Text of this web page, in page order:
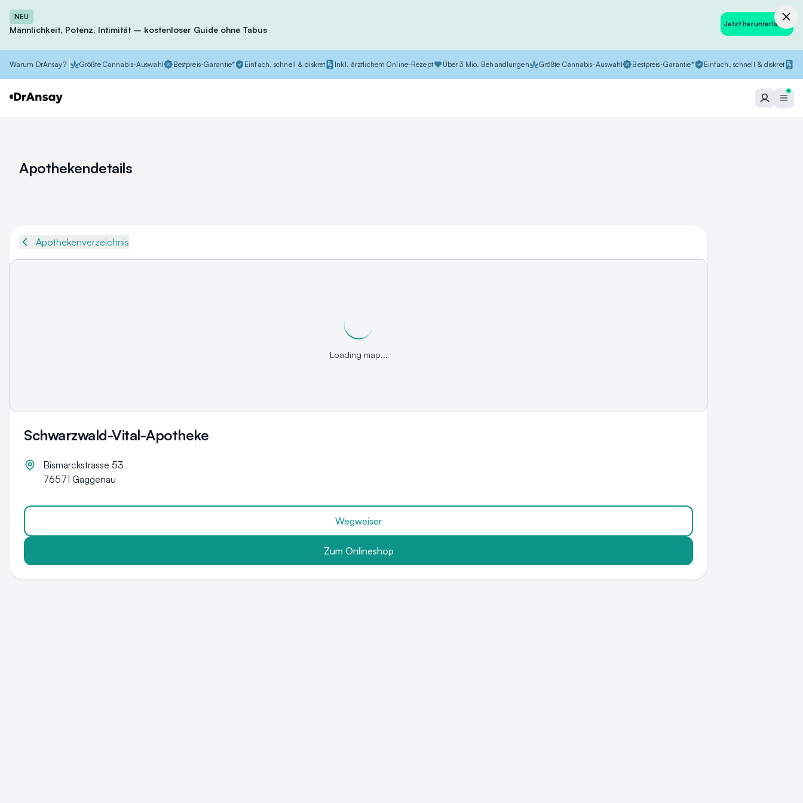
NEU
Männlichkeit, Potenz, Intimität – kostenloser Guide ohne Tabus
Jetzt herunterladen
Warum DrAnsay? Größte Cannabis-Auswahl Bestpreis-Garantie* Einfach, schnell & diskret Inkl. ärztlichem Online-Rezept Über 3 Mio. Behandlungen Größte Cannabis-Auswahl Bestpreis-Garantie* Einfach, schnell & diskret
Apothekendetails
Apothekenverzeichnis
Loading map...
Schwarzwald-Vital-Apotheke
Bismarckstrasse 53
76571 Gaggenau
Wegweiser
Zum Onlineshop